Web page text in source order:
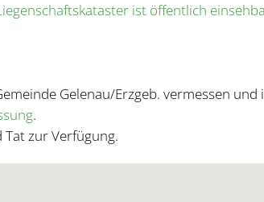
ist öffentlich
Gelenau/Erzgeb. vermessen
.
zur Verfügung.